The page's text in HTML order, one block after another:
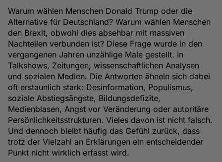
Warum wählen Menschen Donald Trump oder die
Alternative für Deutschland? Warum wählen Menschen
den Brexit, obwohl dies absehbar mit massiven
Nachteilen verbunden ist? Diese Frage wurde in den
vergangenen Jahren unzählige Male gestellt. In
Talkshows, Zeitungen, wissenschaftlichen Analysen
und sozialen Medien. Die Antworten ähneln sich dabei
oft erstaunlich stark: Desinformation, Populismus,
soziale Abstiegsängste, Bildungsdefizite,
Medienblasen, Angst vor Veränderung oder autoritäre
Persönlichkeitsstrukturen. Vieles davon ist nicht falsch.
Und dennoch bleibt häufig das Gefühl zurück, dass
trotz der Vielzahl an Erklärungen ein entscheidender
Punkt nicht wirklich erfasst wird.